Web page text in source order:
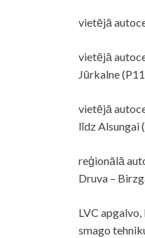
vietējā
vietējā
Jūrkalne
vietējā
līdz Alsungai
reģionālā
Druva –
LVC
smago